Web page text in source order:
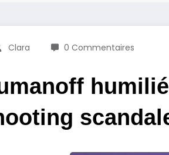
Clara 0 Commentaires